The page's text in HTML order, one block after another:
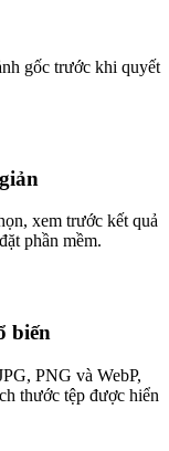
gốc trước khi quyết
xem trước kết quả
phần mềm.
biến
PNG và WebP,
thước tệp được hiển